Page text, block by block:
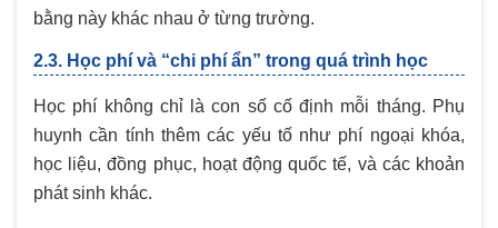
bằng này khác nhau ở từng trường.
2.3. Học phí và “chi phí ẩn” trong quá trình học
Học phí không chỉ là con số cố định mỗi tháng. Phụ
huynh cần tính thêm các yếu tố như phí ngoại khóa,
học liệu, đồng phục, hoạt động quốc tế, và các khoản
phát sinh khác.